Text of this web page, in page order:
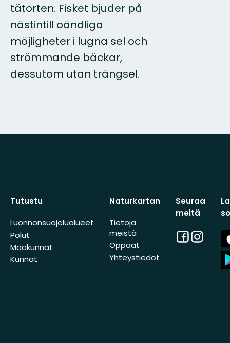
tätorten. Fisket bjuder på
nästintill oändliga
möjligheter i lugna sel och
strömmande bäckar,
dessutom utan trängsel.
Tutustu
Luonnonsuojelualueet
Polut
Maakunnat
Kunnat
Naturkartan
Tietoja
meistä
Oppaat
Yhteystiedot
Seuraa
meitä
Facebook